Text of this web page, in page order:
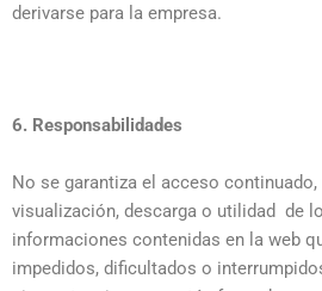
derivarse para la empresa.
6. Responsabilidades
No se garantiza el acceso
visualización, descarga o utilidad de
informaciones contenidas en la web
impedidos, dificultados o